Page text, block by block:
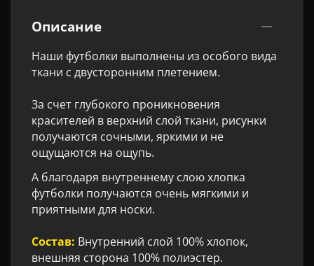
Описание
Наши футболки выполнены из особого вида
ткани с двусторонним плетением.
За счет глубокого проникновения
красителей в верхний слой ткани, рисунки
получаются сочными, яркими и не
ощущаются на ощупь.
А благодаря внутреннему слою хлопка
футболки получаются очень мягкими и
приятными для носки.
Состав: Внутренний слой 100% хлопок,
внешняя сторона 100% полиэстер.